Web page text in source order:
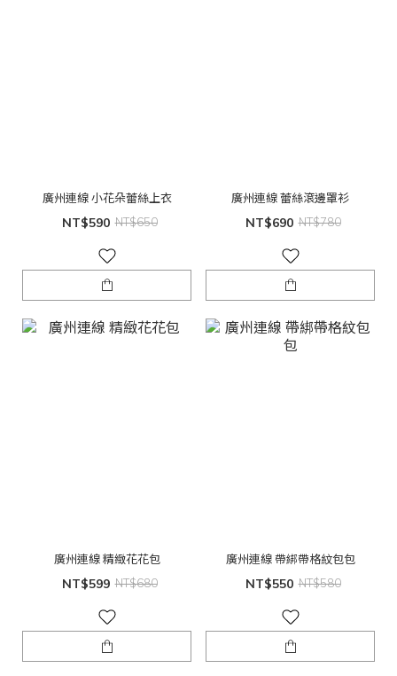
廣州連線 小花朵蕾絲上衣
NT$590 NT$650
廣州連線 蕾絲滾邊罩衫
NT$690 NT$780
廣州連線 精緻花花包
NT$599 NT$680
廣州連線 帶綁帶格紋包包
NT$550 NT$580